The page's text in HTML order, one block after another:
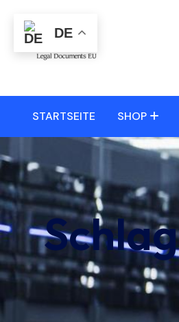
STARTSEITE SHOP
DE